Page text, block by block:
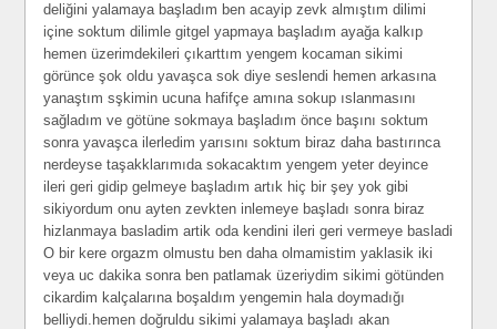
deliğini yalamaya başladım ben acayip zevk almıştım dilimi
içine soktum dilimle gitgel yapmaya başladım ayağa kalkıp
hemen üzerimdekileri çıkarttım yengem kocaman sikimi
görünce şok oldu yavaşca sok diye seslendi hemen arkasına
yanaştım sşkimin ucuna hafifçe amına sokup ıslanmasını
sağladım ve götüne sokmaya başladım önce başını soktum
sonra yavaşca ilerledim yarısını soktum biraz daha bastırınca
nerdeyse taşakklarımıda sokacaktım yengem yeter deyince
ileri geri gidip gelmeye başladım artık hiç bir şey yok gibi
sikiyordum onu ayten zevkten inlemeye başladı sonra biraz
hizlanmaya basladim artik oda kendini ileri geri vermeye basladi
O bir kere orgazm olmustu ben daha olmamistim yaklasik iki
veya uc dakika sonra ben patlamak üzeriydim sikimi götünden
cikardim kalçalarına boşaldım yengemin hala doymadığı
belliydi.hemen doğruldu sikimi yalamaya başladı akan